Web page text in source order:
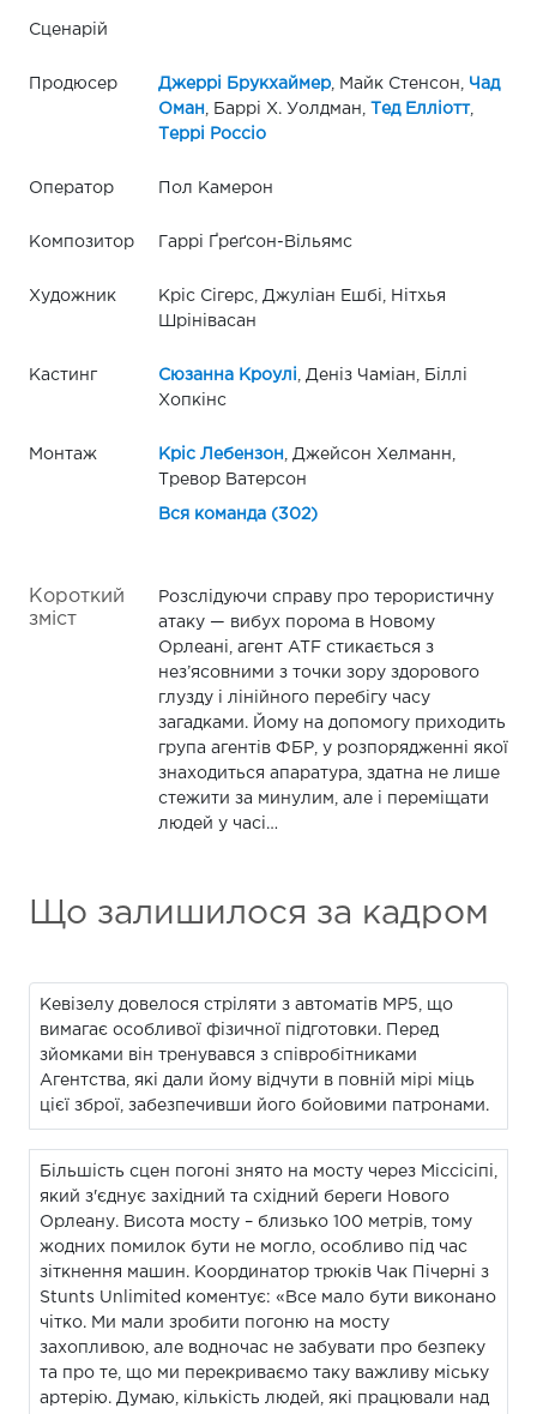
Сценарій
Продюсер Джеррі Брукхаймер, Майк Стенсон,
Чад
Оман , Баррі Х. Уолдман, Тед Елліотт,
Террі Россіо
Оператор Пол Камерон
Композитор Гаррі Ґреґсон-Вільямс
Художник
Кріс Сігерс, Джуліан Ешбі, Нітхья
Шрінівасан
Кастинг Сюзанна Кроулі , Деніз Чаміан, Біллі
Хопкінс
Монтаж Кріс Лебензон , Джейсон Хелманн,
Тревор Ватерсон
Вся команда (302)
Короткий
зміст
Розслідуючи справу про терористичну
атаку — вибух порома в Новому
Орлеані, агент ATF стикається з
нез’ясовними з точки зору здорового
глузду і лінійного перебігу часу
загадками. Йому на допомогу приходить
група агентів ФБР, у розпорядженні якої
знаходиться апаратура, здатна не лише
стежити за минулим, але і переміщати
людей у часі…
Що залишилося за кадром
Кевізелу довелося стріляти з автоматів MP5, що
вимагає особливої фізичної підготовки. Перед
зйомками він тренувався з співробітниками
Агентства, які дали йому відчути в повній мірі міць
цієї зброї, забезпечивши його бойовими патронами.
Більшість сцен погоні знято на мосту через Міссісіпі,
який з'єднує західний та східний береги Нового
Орлеану. Висота мосту – близько 100 метрів, тому
жодних помилок бути не могло, особливо під час
зіткнення машин. Координатор трюків Чак Пічерні з
Stunts Unlimited коментує: «Все мало бути виконано
чітко. Ми мали зробити погоню на мосту
захопливою, але водночас не забувати про безпеку
та про те, що ми перекриваємо таку важливу міську
артерію. Думаю, кількість людей, які працювали над